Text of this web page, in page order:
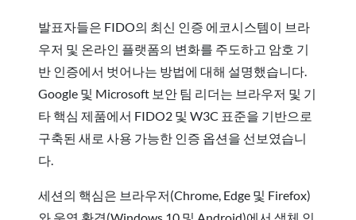
발표자들은 FIDO의 최신 인증 에코시스템이 브라
우저 및 온라인 플랫폼의 변화를 주도하고 암호 기
반 인증에서 벗어나는 방법에 대해 설명했습니다.
Google 및 Microsoft 보안 팀 리더는 브라우저 및 기
타 핵심 제품에서 FIDO2 및 W3C 표준을 기반으로
구축된 새로 사용 가능한 인증 옵션을 선보였습니
다.
세션의 핵심은 브라우저(Chrome, Edge 및 Firefox)